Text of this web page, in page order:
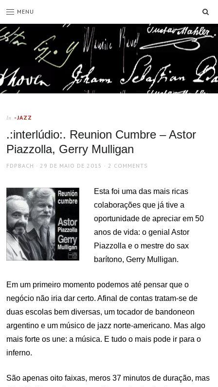
MENU
In -JAZZ
.:interlúdio:. Reunion Cumbre – Astor
Piazzolla, Gerry Mulligan
AUTHOR
FDPBACH
POSTED
29 DE MAIO DE 2015 2 COMMENTS
Esta foi uma das mais ricas
colaborações que já tive a
oportunidade de apreciar em 50
anos de vida: o genial Astor
Piazzolla e o mestre do sax
barítono, Gerry Mulligan.
Em um primeiro momento podemos até pensar que o
negócio não iria dar certo. Afinal de contas tratam-se de
duas escolas bem diversas, um tocador de bandoneon
argentino e um músico de jazz norte-americano. Mas algo
mais forte os une: a música. E tudo o mais pode ir para o
inferno.
São apenas oito faixas, meros 37 minutos de duração, mas